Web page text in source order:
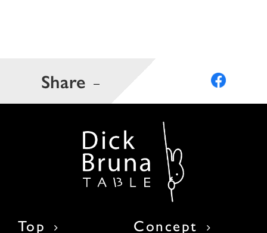
Share
Top Concept